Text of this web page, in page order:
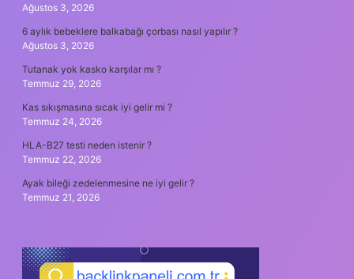
Ağustos 3, 2026
6 aylık bebeklere balkabağı çorbası nasıl yapılır ?
Ağustos 3, 2026
Tutanak yok kasko karşılar mı ?
Temmuz 29, 2026
Kas sıkışmasına sıcak iyi gelir mi ?
Temmuz 24, 2026
HLA-B27 testi neden istenir ?
Temmuz 22, 2026
Ayak bileği zedelenmesine ne iyi gelir ?
Temmuz 21, 2026